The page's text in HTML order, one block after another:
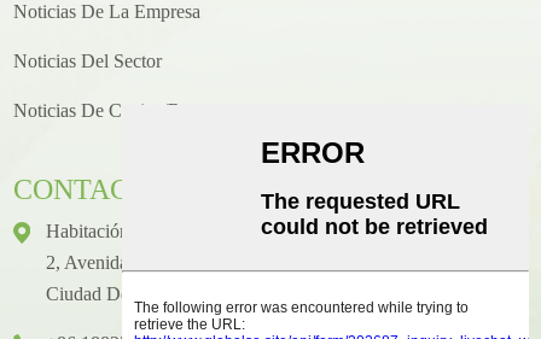
Noticias De La Empresa
Noticias Del Sector
Noticias De Cocina/recetas
CONTACTO
Habitación 1416, Piso 14, Edificio Internacional Junhao, N.°
2, Avenida Chenjiang Zhongkai, Distrito De Huicheng,
Ciudad De Huizhou